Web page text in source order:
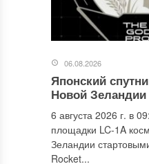
06.08.2026
Японский
Новой Зеландии
6 августа 2026 г. в
площадки LC-1A
Зеландии
Rocket...